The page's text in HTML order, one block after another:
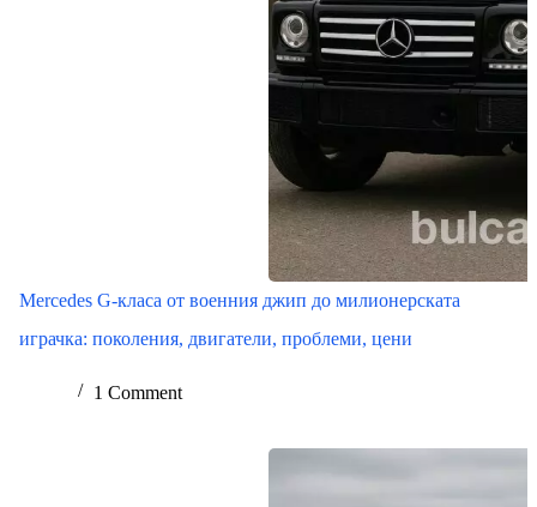
Mercedes G-класа от военния джип до милионерската
играчка: поколения, двигатели, проблеми, цени
1 Comment